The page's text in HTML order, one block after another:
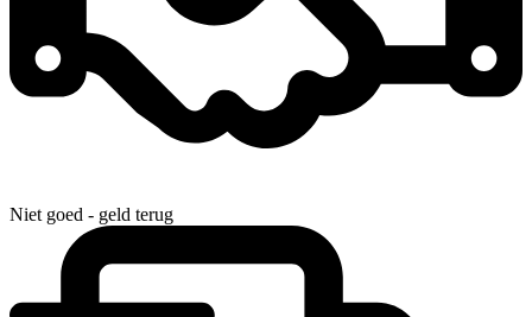
Niet goed - geld terug